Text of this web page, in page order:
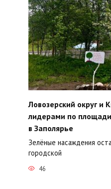
Ловозерский округ и
лидерами по
в Заполярье
Зелёные насаждения
городской
46